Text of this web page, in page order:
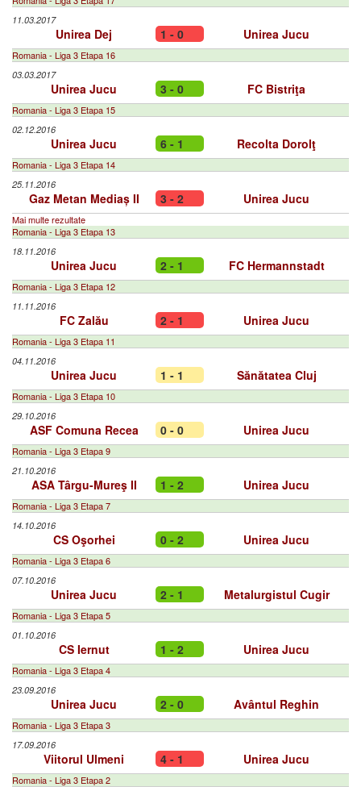
11.03.2017
Unirea Dej 1 - 0 Unirea Jucu
Romania - Liga 3 Etapa 16
03.03.2017
Unirea Jucu 3 - 0 FC Bistriţa
Romania - Liga 3 Etapa 15
02.12.2016
Unirea Jucu 6 - 1 Recolta Dorolţ
Romania - Liga 3 Etapa 14
25.11.2016
Gaz Metan Mediaș II 3 - 2 Unirea Jucu
Mai multe rezultate
Romania - Liga 3 Etapa 13
18.11.2016
Unirea Jucu 2 - 1 FC Hermannstadt
Romania - Liga 3 Etapa 12
11.11.2016
FC Zalău 2 - 1 Unirea Jucu
Romania - Liga 3 Etapa 11
04.11.2016
Unirea Jucu 1 - 1 Sănătatea Cluj
Romania - Liga 3 Etapa 10
29.10.2016
ASF Comuna Recea 0 - 0 Unirea Jucu
Romania - Liga 3 Etapa 9
21.10.2016
ASA Târgu-Mureş II 1 - 2 Unirea Jucu
Romania - Liga 3 Etapa 7
14.10.2016
CS Oşorhei 0 - 2 Unirea Jucu
Romania - Liga 3 Etapa 6
07.10.2016
Unirea Jucu 2 - 1 Metalurgistul Cugir
Romania - Liga 3 Etapa 5
01.10.2016
CS Iernut 1 - 2 Unirea Jucu
Romania - Liga 3 Etapa 4
23.09.2016
Unirea Jucu 2 - 0 Avântul Reghin
Romania - Liga 3 Etapa 3
17.09.2016
Viitorul Ulmeni 4 - 1 Unirea Jucu
Romania - Liga 3 Etapa 2